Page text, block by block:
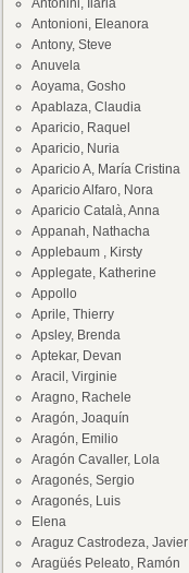
Antonini, Ilaria
Antonioni, Eleanora
Antony, Steve
Anuvela
Aoyama, Gosho
Apablaza, Claudia
Aparicio, Raquel
Aparicio, Nuria
Aparicio A, María Cristina
Aparicio Alfaro, Nora
Aparicio Català, Anna
Appanah, Nathacha
Applebaum , Kirsty
Applegate, Katherine
Appollo
Aprile, Thierry
Apsley, Brenda
Aptekar, Devan
Aracil, Virginie
Aragno, Rachele
Aragón, Joaquín
Aragón, Emilio
Aragón Cavaller, Lola
Aragonés, Sergio
Aragonés, Luis
Elena
Araguz Castrodeza, Javier
Aragüés Peleato, Ramón